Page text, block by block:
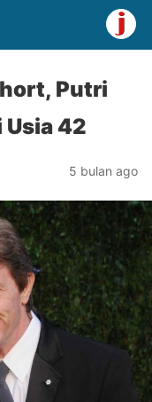
Putri
42
5 bulan ago